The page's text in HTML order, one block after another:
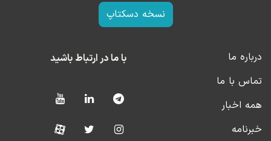
نسخه دسکتاپ
درباره ما
تماس با ما
همه اخبار
خبرنامه
با ما در ارتباط باشید